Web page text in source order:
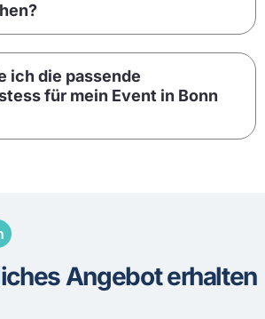
ich die passende
für mein Event in Bonn
Angebot erhalten